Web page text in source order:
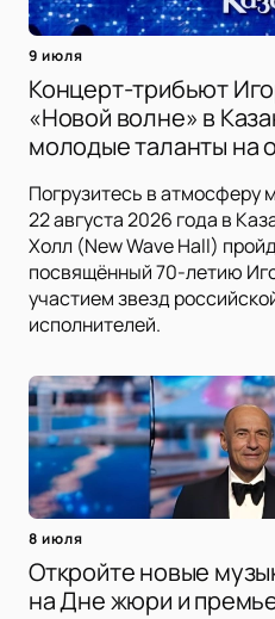
9 июля
Концерт-трибьют
«Новой волне» в
молодые таланты на
Погрузитесь в атмосферу
22 августа 2026 года в
Холл (New Wave Hall)
посвящённый 70-летию
участием звезд
исполнителей.
8 июля
Откройте новые
на Дне жюри и